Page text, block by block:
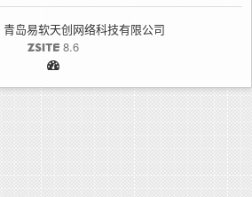
岛易软天创网络科技有限公司
8.6